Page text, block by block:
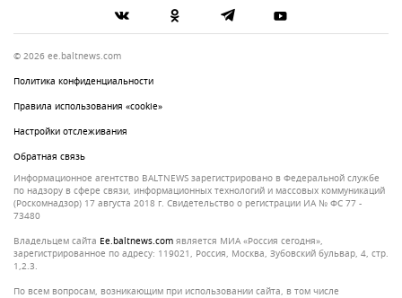
© 2026 ee.baltnews.com
Политика конфиденциальности
Правила использования «cookie»
Настройки отслеживания
Обратная связь
Информационное агентство BALTNEWS зарегистрировано в Федеральной службе
по надзору в сфере связи, информационных технологий и массовых коммуникаций
(Роскомнадзор) 17 августа 2018 г. Свидетельство о регистрации ИА № ФС 77 -
73480
Владельцем сайта
ee.baltnews.com является МИА «Россия сегодня»,
зарегистрированное по адресу: 119021, Россия, Москва, Зубовский бульвар, 4, стр.
1,2.3.
По всем вопросам, возникающим при использовании сайта, в том числе